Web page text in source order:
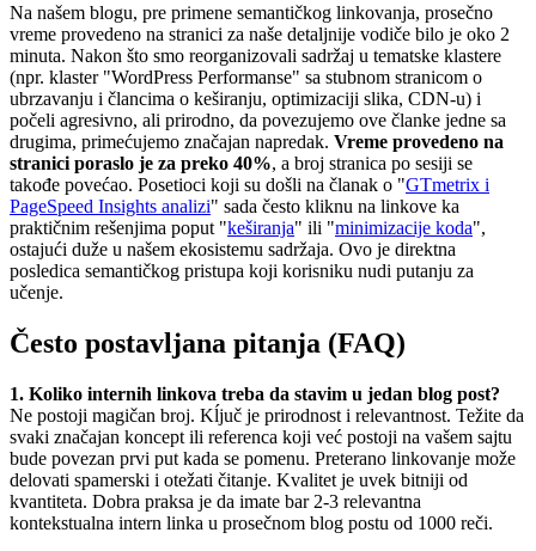
Na našem blogu, pre primene semantičkog linkovanja, prosečno
vreme provedeno na stranici za naše detaljnije vodiče bilo je oko 2
minuta. Nakon što smo reorganizovali sadržaj u tematske klastere
(npr. klaster "WordPress Performanse" sa stubnom stranicom o
ubrzavanju i člancima o keširanju, optimizaciji slika, CDN-u) i
počeli agresivno, ali prirodno, da povezujemo ove članke jedne sa
drugima, primećujemo značajan napredak. Vreme provedeno na
stranici poraslo je za preko 40%, a broj stranica po sesiji se
takođe povećao. Posetioci koji su došli na članak o "GTmetrix i
PageSpeed Insights analizi" sada često kliknu na linkove ka
praktičnim rešenjima poput "keširanja" ili "minimizacije koda",
ostajući duže u našem ekosistemu sadržaja. Ovo je direktna
posledica semantičkog pristupa koji korisniku nudi putanju za
učenje.
Često postavljana pitanja (FAQ)
1. Koliko internih linkova treba da stavim u jedan blog post?
Ne postoji magičan broj. Kĺjuč je prirodnost i relevantnost. Težite da
svaki značajan koncept ili referenca koji već postoji na vašem sajtu
bude povezan prvi put kada se pomenu. Preterano linkovanje može
delovati spamerski i otežati čitanje. Kvalitet je uvek bitniji od
kvantiteta. Dobra praksa je da imate bar 2-3 relevantna
kontekstualna intern linka u prosečnom blog postu od 1000 reči.